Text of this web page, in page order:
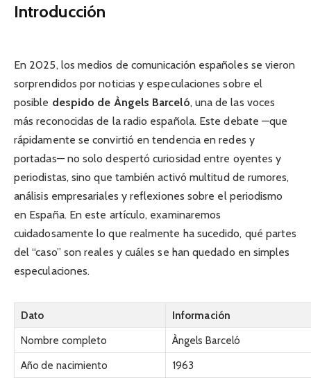
Introducción
En 2025, los medios de comunicación españoles se vieron
sorprendidos por noticias y especulaciones sobre el
posible despido de Àngels Barceló, una de las voces
más reconocidas de la radio española. Este debate —que
rápidamente se convirtió en tendencia en redes y
portadas— no solo despertó curiosidad entre oyentes y
periodistas, sino que también activó multitud de rumores,
análisis empresariales y reflexiones sobre el periodismo
en España. En este artículo, examinaremos
cuidadosamente lo que realmente ha sucedido, qué partes
del “caso” son reales y cuáles se han quedado en simples
especulaciones.
Dato
Información
Nombre completo
Àngels Barceló
Año de nacimiento
1963